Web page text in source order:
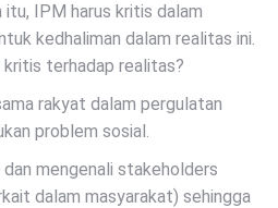
itu, IPM harus kritis dalam
kedhaliman dalam realitas ini.
kritis terhadap realitas?
rakyat dalam pergulatan
problem sosial.
mengenali stakeholders
dalam masyarakat) sehingga